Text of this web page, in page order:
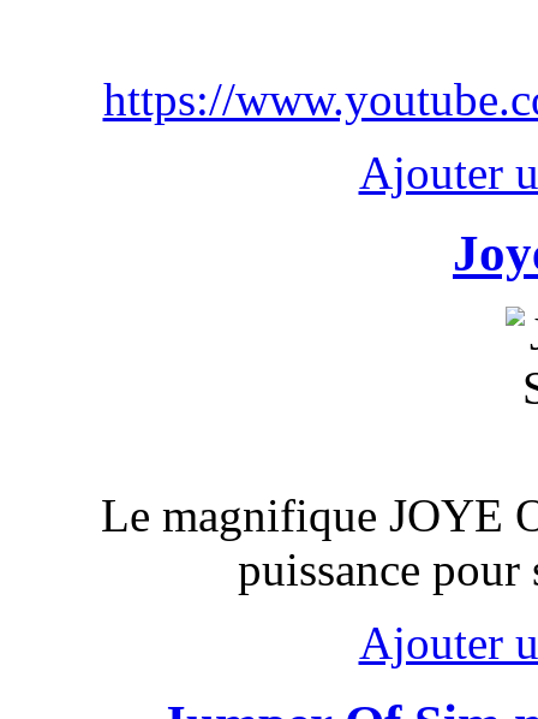
https://
Ajouter
Le magnifique JOYE
puissance
Ajouter